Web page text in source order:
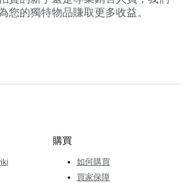
您的獨特物品賺取更多收益。
購買
如何購買
買家保障